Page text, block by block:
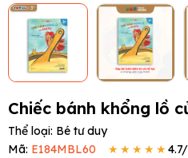
Chiếc bánh khổng lồ
Thể loại: Bé tư duy
Mã: E184MBL60 ★★★★★4.7/